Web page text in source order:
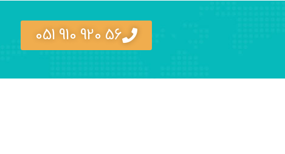
56 920 910 051